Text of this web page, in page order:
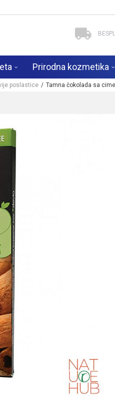
Prirodna kozmetika
poslastice Tamna čokolada sa